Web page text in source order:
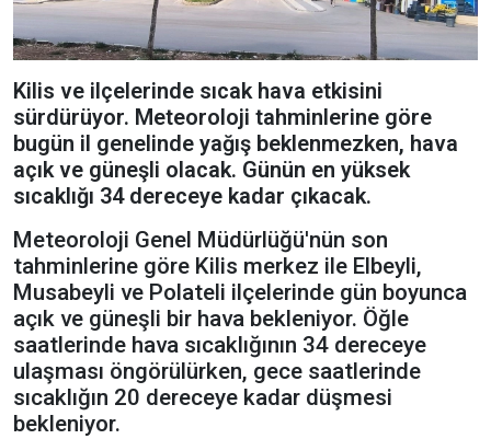
Kilis ve ilçelerinde sıcak hava etkisini
sürdürüyor. Meteoroloji tahminlerine göre
bugün il genelinde yağış beklenmezken, hava
açık ve güneşli olacak. Günün en yüksek
sıcaklığı 34 dereceye kadar çıkacak.
Meteoroloji Genel Müdürlüğü'nün son
tahminlerine göre Kilis merkez ile Elbeyli,
Musabeyli ve Polateli ilçelerinde gün boyunca
açık ve güneşli bir hava bekleniyor. Öğle
saatlerinde hava sıcaklığının 34 dereceye
ulaşması öngörülürken, gece saatlerinde
sıcaklığın 20 dereceye kadar düşmesi
bekleniyor.